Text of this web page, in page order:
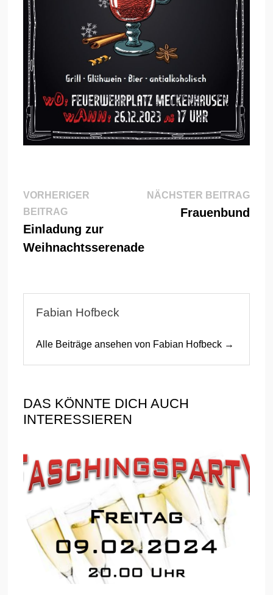
Beitragsnavigation
VORHERIGER
BEITRAGVorheriger
Beitrag:
Einladung zur
Weihnachtsserenade
NÄCHSTER BEITRAG
Frauenbund
Fabian Hofbeck
Alle Beiträge ansehen von Fabian Hofbeck →
DAS KÖNNTE DICH AUCH
INTERESSIEREN